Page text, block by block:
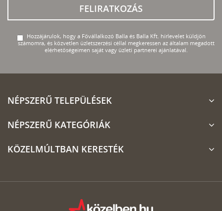
FELIRATKOZÁS
Hozzájárulok, hogy a Fővállalkozó Balla és Balla Kft. hírlevelet küldjön
számomra, és közvetlen üzletszerzési céllal megkeressen az általam megadott
elérhetőségeimen saját vagy üzleti partnerei ajánlatával.
NÉPSZERŰ TELEPÜLÉSEK
NÉPSZERŰ KATEGÓRIÁK
KÖZELMÚLTBAN KERESTÉK